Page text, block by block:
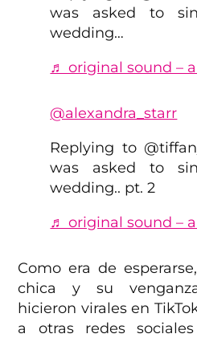
was asked to
wedding…
♬ original sound –
@alexandra_starr
Replying to
was asked to
wedding.. pt. 2
♬ original sound –
Como era de
chica y su
hicieron virales en
a otras redes